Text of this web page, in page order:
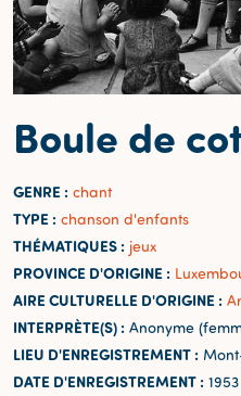
Boule de
GENRE : chant
TYPE : chanson d'enfants
THÉMATIQUES : jeux
PROVINCE D'ORIGINE :
AIRE CULTURELLE D'ORIGINE :
INTERPRÈTE(S) : Anonyme
LIEU D'ENREGISTREMENT :
DATE D'ENREGISTREMENT : 1953